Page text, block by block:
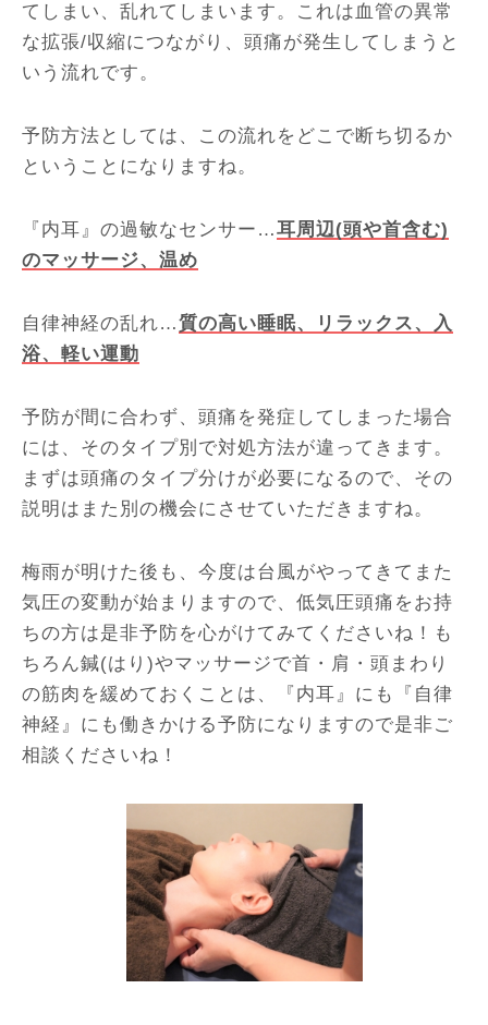
てしまい、乱れてしまいます。これは血管の異常
な拡張/収縮につながり、頭痛が発生してしまうと
いう流れです。
予防方法としては、この流れをどこで断ち切るか
ということになりますね。
『内耳』の過敏なセンサー…耳周辺(頭や首含む)
のマッサージ、温め
自律神経の乱れ…質の高い睡眠、リラックス、入
浴、軽い運動
予防が間に合わず、頭痛を発症してしまった場合
には、そのタイプ別で対処方法が違ってきます。
まずは頭痛のタイプ分けが必要になるので、その
説明はまた別の機会にさせていただきますね。
梅雨が明けた後も、今度は台風がやってきてまた
気圧の変動が始まりますので、低気圧頭痛をお持
ちの方は是非予防を心がけてみてくださいね！も
ちろん鍼(はり)やマッサージで首・肩・頭まわり
の筋肉を緩めておくことは、『内耳』にも『自律
神経』にも働きかける予防になりますので是非ご
相談くださいね！